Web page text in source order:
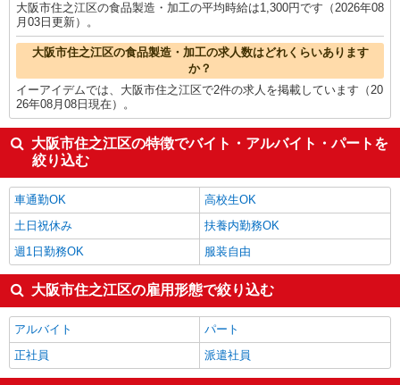
大阪市住之江区の食品製造・加工の平均時給は1,300円です（2026年08
月03日更新）。
大阪市住之江区の食品製造・加工の求人数はどれくらいあります
か？
イーアイデムでは、大阪市住之江区で2件の求人を掲載しています（20
26年08月08日現在）。
大阪市住之江区の特徴でバイト・アルバイト・パートを
絞り込む
車通勤OK
高校生OK
土日祝休み
扶養内勤務OK
週1日勤務OK
服装自由
大阪市住之江区の雇用形態で絞り込む
アルバイト
パート
正社員
派遣社員